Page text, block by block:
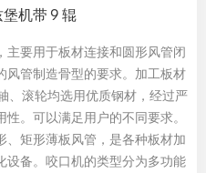
机带 9 辊
主要用于板材连接和圆形风管闭
风管制造骨型的要求。加工板材
、滚轮均选用优质钢材，经过严
。可以满足用户的不同要求。
、矩形薄板风管，是各种板材加
设备。咬口机的类型分为多功能